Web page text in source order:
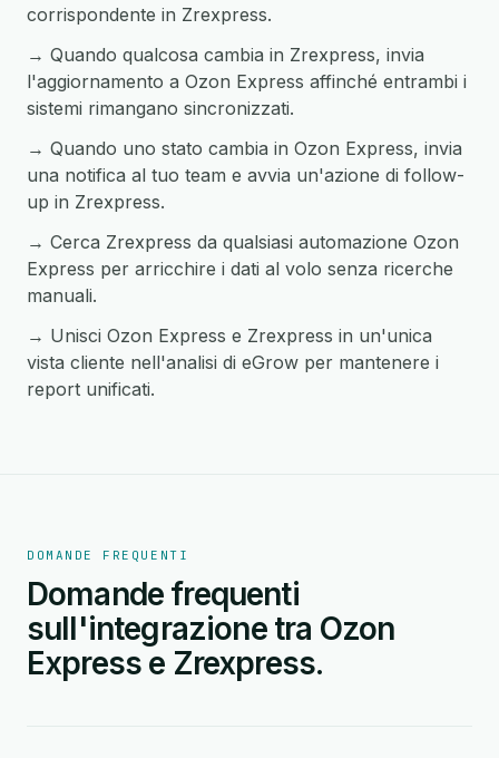
corrispondente in Zrexpress.
→ Quando qualcosa cambia in Zrexpress, invia
l'aggiornamento a Ozon Express affinché entrambi i
sistemi rimangano sincronizzati.
→ Quando uno stato cambia in Ozon Express, invia
una notifica al tuo team e avvia un'azione di follow-
up in Zrexpress.
→ Cerca Zrexpress da qualsiasi automazione Ozon
Express per arricchire i dati al volo senza ricerche
manuali.
→ Unisci Ozon Express e Zrexpress in un'unica
vista cliente nell'analisi di eGrow per mantenere i
report unificati.
DOMANDE FREQUENTI
Domande frequenti
sull'integrazione tra Ozon
Express e Zrexpress.